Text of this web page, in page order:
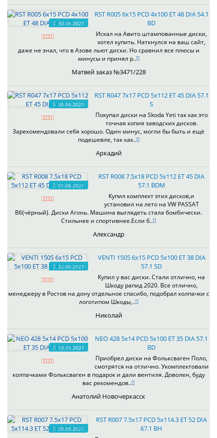
30.06.2021
RST R005 6x15 PCD 4x100 ET 48 DIA 54.1
BD
Искал на Авито штампованные диски,
хотел купить. Наткнулся на ваш сайт,
даже не знал, что в Азове льют диски. Но сравнил все плюсы и
минусы и принял р..
Матвей заказ №3471/228
30.06.2021
RST R047 7x17 PCD 5x112 ET 45 DIA 57.1
S
Покупал диски на Skoda Yeti так как это
точная копия заводских дисков.
Зарекомендовали себя хорошо. Один минус, могли бы быть и ещё
подешевле, так как..
Аркадий
01.06.2021
RST R008 7.5x18 PCD 5x112 ET 45 DIA
57.1 BDM
Купил комплект этих дисков,и
установил на лето на VW PASSAT
B6(чёрный). Диски Агонь. Машина выглядеть стала бомбически.
Стильнее и спортивнее.Если б..
Александр
22.05.2021
VENTI 1505 6x15 PCD 5x100 ET 38 DIA
57.1 SD
Купил у вас диски. Стали отлично, на
Шкоду рапид 2020. Все отлично,
менеджеру в Ростов на дону отдельное спасибо, подобрал колпачки с
логотипом Шкоды,..
Николай
10.05.2021
NEO 428 5x14 PCD 5x100 ET 35 DIA 57.1
BD
Приобрел диски на Фольксваген Поло,
смотрятся на отлично. Укомплектовали
колпачками Фольксваген в подарок и дали вентиля. Доволен, буду
вас рекомендов..
Анатолий Новочеркасск
09.05.2021
RST R007 7.5x17 PCD 5x114.3 ET 52 DIA
67.1 BH